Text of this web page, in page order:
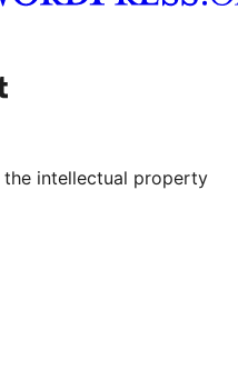
channel
our Tumblr account
the intellectual property